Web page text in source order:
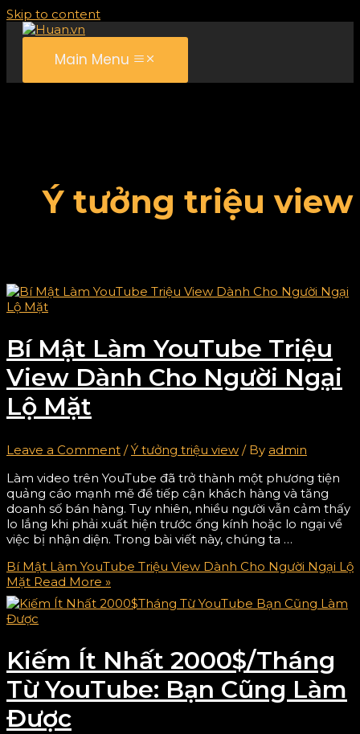
Skip to content
Main Menu
Ý tưởng triệu view
Bí Mật Làm YouTube Triệu
View Dành Cho Người Ngại
Lộ Mặt
Leave a Comment /Ý tưởng triệu view / By admin
Làm video trên YouTube đã trở thành một phương tiện
quảng cáo mạnh mẽ để tiếp cận khách hàng và tăng
doanh số bán hàng. Tuy nhiên, nhiều người vẫn cảm thấy
lo lắng khi phải xuất hiện trước ống kính hoặc lo ngại về
việc bị nhận diện. Trong bài viết này, chúng ta …
Bí Mật Làm YouTube Triệu View Dành Cho Người Ngại Lộ
Mặt Read More »
Kiếm Ít Nhất 2000$/Tháng
Từ YouTube: Bạn Cũng Làm
Được